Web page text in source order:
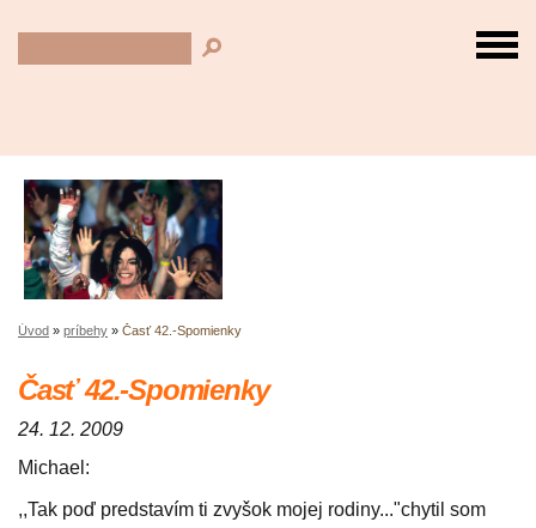
Úvod » príbehy » Časť 42.-Spomienky
Časť 42.-Spomienky
24. 12. 2009
Michael:
,,Tak poď predstavím ti zvyšok mojej rodiny..."chytil som